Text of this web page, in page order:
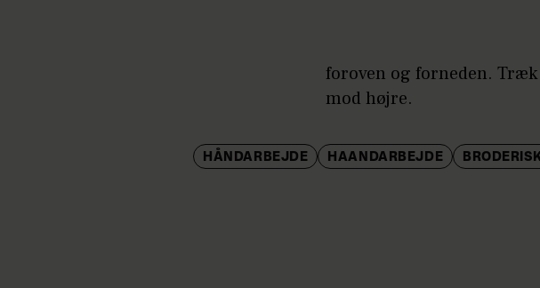
foroven og forneden.
mod højre.
HÅNDARBEJDE HAANDARBEJDE